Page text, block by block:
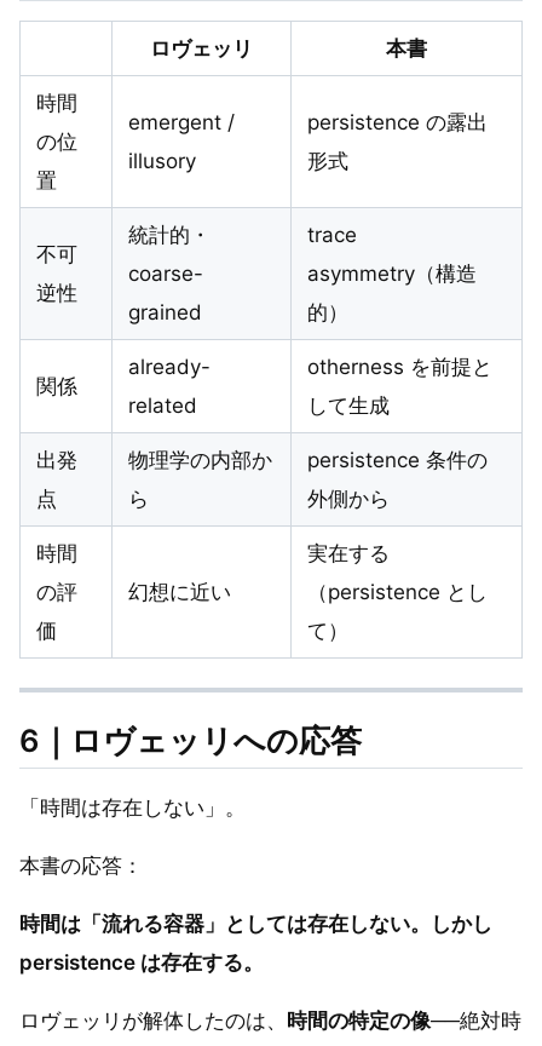
ロヴェッリ 本書
時間
の位
置
emergent /
illusory
persistence の露出
形式
不可
逆性
統計的・
coarse-
grained
trace
asymmetry（構造
的）
関係
already-
related
otherness を前提と
して生成
出発
点
物理学の内部か
ら
persistence 条件の
外側から
時間
の評
価
幻想に近い
実在する
（persistence とし
て）
6｜ロヴェッリへの応答
「時間は存在しない」。
本書の応答：
時間は「流れる容器」としては存在しない。しかし
persistence は存在する。
ロヴェッリが解体したのは、 時間の特定の像──絶対時